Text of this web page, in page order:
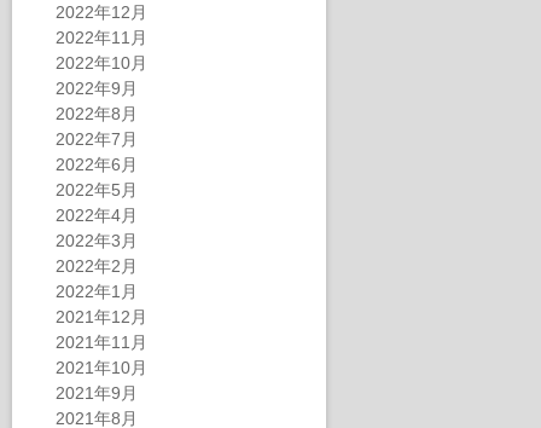
2022年12月
2022年11月
2022年10月
2022年9月
2022年8月
2022年7月
2022年6月
2022年5月
2022年4月
2022年3月
2022年2月
2022年1月
2021年12月
2021年11月
2021年10月
2021年9月
2021年8月